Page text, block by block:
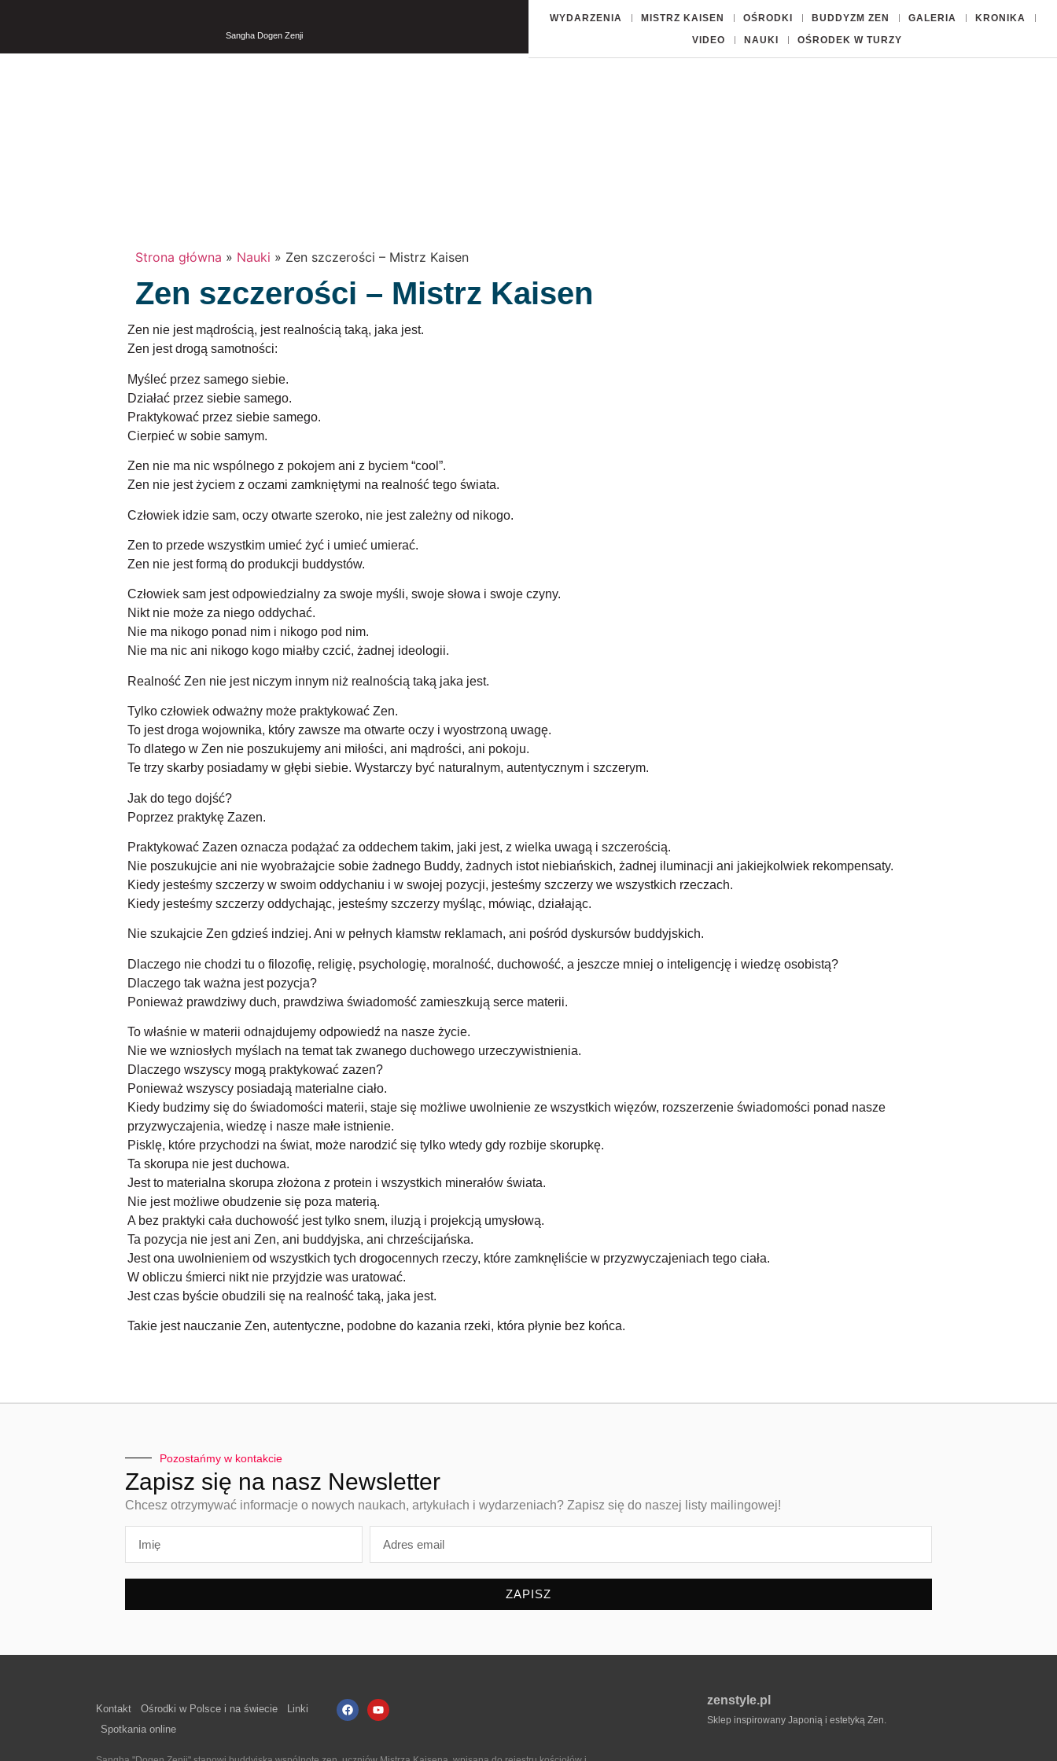
Sangha Dogen Zenji
WYDARZENIA MISTRZ KAISEN OŚRODKI BUDDYZM ZEN GALERIA
KRONIKA
VIDEO
NAUKI OŚRODEK W TURZY
Strona główna » Nauki » Zen szczerości – Mistrz Kaisen
Zen szczerości – Mistrz Kaisen
Zen nie jest mądrością, jest realnością taką, jaka jest.
Zen jest drogą samotności:
Myśleć przez samego siebie.
Działać przez siebie samego.
Praktykować przez siebie samego.
Cierpieć w sobie samym.
Zen nie ma nic wspólnego z pokojem ani z byciem “cool”.
Zen nie jest życiem z oczami zamkniętymi na realność tego świata.
Człowiek idzie sam, oczy otwarte szeroko, nie jest zależny od nikogo.
Zen to przede wszystkim umieć żyć i umieć umierać.
Zen nie jest formą do produkcji buddystów.
Człowiek sam jest odpowiedzialny za swoje myśli, swoje słowa i swoje czyny.
Nikt nie może za niego oddychać.
Nie ma nikogo ponad nim i nikogo pod nim.
Nie ma nic ani nikogo kogo miałby czcić, żadnej ideologii.
Realność Zen nie jest niczym innym niż realnością taką jaka jest.
Tylko człowiek odważny może praktykować Zen.
To jest droga wojownika, który zawsze ma otwarte oczy i wyostrzoną uwagę.
To dlatego w Zen nie poszukujemy ani miłości, ani mądrości, ani pokoju.
Te trzy skarby posiadamy w głębi siebie. Wystarczy być naturalnym, autentycznym i szczerym.
Jak do tego dojść?
Poprzez praktykę Zazen.
Praktykować Zazen oznacza podążać za oddechem takim, jaki jest, z wielka uwagą i szczerością.
Nie poszukujcie ani nie wyobrażajcie sobie żadnego Buddy, żadnych istot niebiańskich, żadnej iluminacji ani jakiejkolwiek rekompensaty.
Kiedy jesteśmy szczerzy w swoim oddychaniu i w swojej pozycji, jesteśmy szczerzy we wszystkich rzeczach.
Kiedy jesteśmy szczerzy oddychając, jesteśmy szczerzy myśląc, mówiąc, działając.
Nie szukajcie Zen gdzieś indziej. Ani w pełnych kłamstw reklamach, ani pośród dyskursów buddyjskich.
Dlaczego nie chodzi tu o filozofię, religię, psychologię, moralność, duchowość, a jeszcze mniej o inteligencję i wiedzę osobistą?
Dlaczego tak ważna jest pozycja?
Ponieważ prawdziwy duch, prawdziwa świadomość zamieszkują serce materii.
To właśnie w materii odnajdujemy odpowiedź na nasze życie.
Nie we wzniosłych myślach na temat tak zwanego duchowego urzeczywistnienia.
Dlaczego wszyscy mogą praktykować zazen?
Ponieważ wszyscy posiadają materialne ciało.
Kiedy budzimy się do świadomości materii, staje się możliwe uwolnienie ze wszystkich więzów, rozszerzenie świadomości ponad nasze
przyzwyczajenia, wiedzę i nasze małe istnienie.
Pisklę, które przychodzi na świat, może narodzić się tylko wtedy gdy rozbije skorupkę.
Ta skorupa nie jest duchowa.
Jest to materialna skorupa złożona z protein i wszystkich minerałów świata.
Nie jest możliwe obudzenie się poza materią.
A bez praktyki cała duchowość jest tylko snem, iluzją i projekcją umysłową.
Ta pozycja nie jest ani Zen, ani buddyjska, ani chrześcijańska.
Jest ona uwolnieniem od wszystkich tych drogocennych rzeczy, które zamknęliście w przyzwyczajeniach tego ciała.
W obliczu śmierci nikt nie przyjdzie was uratować.
Jest czas byście obudzili się na realność taką, jaka jest.
Takie jest nauczanie Zen, autentyczne, podobne do kazania rzeki, która płynie bez końca.
Pozostańmy w kontakcie
Zapisz się na nasz Newsletter
Chcesz otrzymywać informacje o nowych naukach, artykułach i wydarzeniach? Zapisz się do naszej listy mailingowej!
ZAPISZ
Kontakt Ośrodki w Polsce i na świecie
Linki
Spotkania online
zenstyle.pl
Sklep inspirowany Japonią i estetyką Zen.